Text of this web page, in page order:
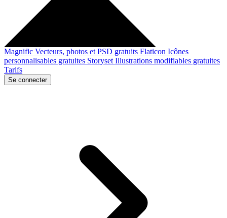
Magnific Vecteurs, photos et PSD gratuits Flaticon Icônes
personnalisables gratuites Storyset Illustrations modifiables gratuites
Tarifs
Se connecter